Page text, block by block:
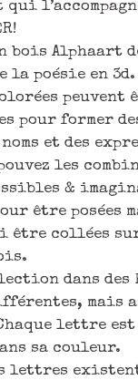
bois Alphaart
la poésie en 3d.
peuvent
pour former
noms et des
les
&
être posées
être collées
dans des
mais
lettre est
sa couleur.
lettres